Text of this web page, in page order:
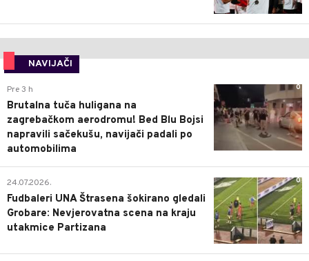
NAVIJAČI
0
Pre 3 h
Brutalna tuča huligana na
zagrebačkom aerodromu! Bed Blu Bojsi
napravili sačekušu, navijači padali po
automobilima
0
24.07.2026.
Fudbaleri UNA Štrasena šokirano gledali
Grobare: Nevjerovatna scena na kraju
utakmice Partizana